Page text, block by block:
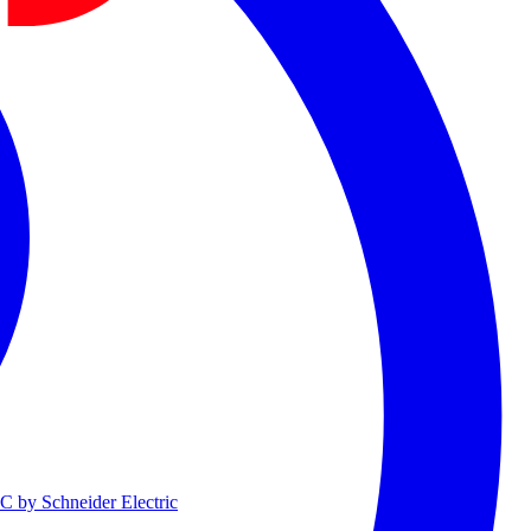
by Schneider Electric